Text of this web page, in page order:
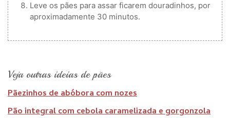
Leve os pães para assar ficarem douradinhos, por
aproximadamente 30 minutos.
Veja outras ideias de pães
Pãezinhos de abóbora com nozes
Pão integral com cebola caramelizada e gorgonzola